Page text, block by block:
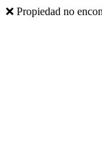
❌ Propiedad no